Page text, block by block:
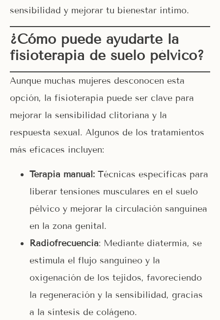
sensibilidad y mejorar tu bienestar íntimo.
¿Cómo puede ayudarte la
fisioterapia de suelo pélvico?
Aunque muchas mujeres desconocen esta
opción, la fisioterapia puede ser clave para
mejorar la sensibilidad clitoriana y la
respuesta sexual. Algunos de los tratamientos
más eficaces incluyen:
Terapia manual: Técnicas específicas para
liberar tensiones musculares en el suelo
pélvico y mejorar la circulación sanguínea
en la zona genital.
Radiofrecuencia: Mediante diatermia, se
estimula el flujo sanguíneo y la
oxigenación de los tejidos, favoreciendo
la regeneración y la sensibilidad, gracias
a la síntesis de colágeno.